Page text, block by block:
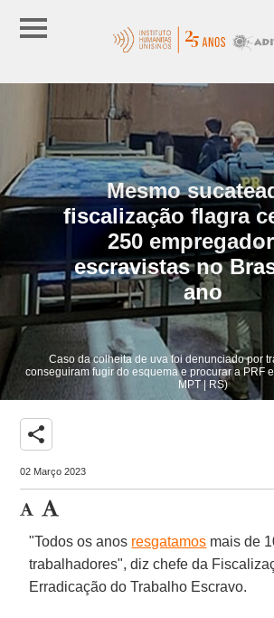
Mesmo
fiscalização flagra
250
escravistas no
ano
Caso da colheita de uva foi denunciado por
conseguiram fugir do esquema e procurar a PRF
MPT | RS)
share
02 Março 2023
"Todos os anos resgatamos mais de
trabalhadores", diz chefe da
Erradicação do Trabalho Escravo.